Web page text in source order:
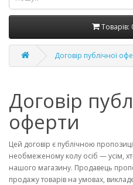
Товарів:
Договір публічної
Договір
оферти
Цей договір є публічною
необмеженому колу осіб — усім,
нашого магазину. Продавець
продажу товарів на умовах,